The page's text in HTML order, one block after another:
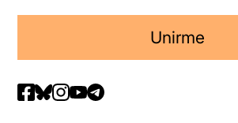
Unirme